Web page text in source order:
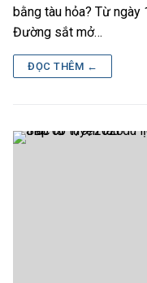
bằng tàu hỏa? Từ
Đường sắt mở…
ĐỌC THÊM ←